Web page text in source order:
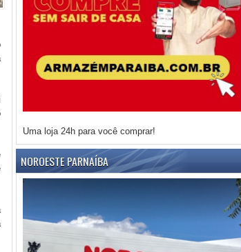
Uma loja 24h para você comprar!
NOROESTE PARNAÍBA